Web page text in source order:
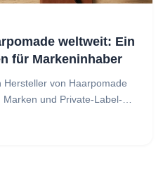
weltweit: Ein
für Markeninhaber
von Haarpomade
und Private-Label-